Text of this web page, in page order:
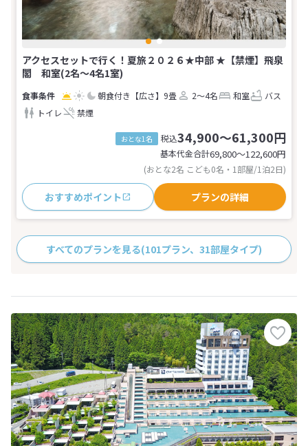
アクセスセットで行く！夏旅２０２６★中部 ★【禁煙】飛泉
閣 和室(2名～4名1室)
朝食付き 【広さ】9畳 2～4名 和室
バス
トイレ
禁煙
おとな1名 税込34,900～61,300円
基本代金合計69,800〜122,600円
(おとな2名 こども0名・1部屋/1泊2日)
おすすめポイント プランの詳細
すべてのプランを見る(101プラン、31部屋タイプ)